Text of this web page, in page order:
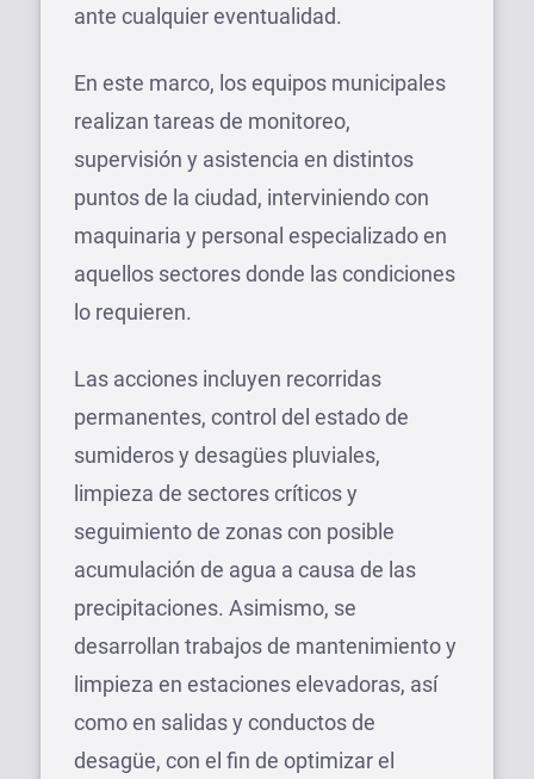
ante cualquier eventualidad.
En este marco, los equipos municipales
realizan tareas de monitoreo,
supervisión y asistencia en distintos
puntos de la ciudad, interviniendo con
maquinaria y personal especializado en
aquellos sectores donde las condiciones
lo requieren.
Las acciones incluyen recorridas
permanentes, control del estado de
sumideros y desagües pluviales,
limpieza de sectores críticos y
seguimiento de zonas con posible
acumulación de agua a causa de las
precipitaciones. Asimismo, se
desarrollan trabajos de mantenimiento y
limpieza en estaciones elevadoras, así
como en salidas y conductos de
desagüe, con el fin de optimizar el